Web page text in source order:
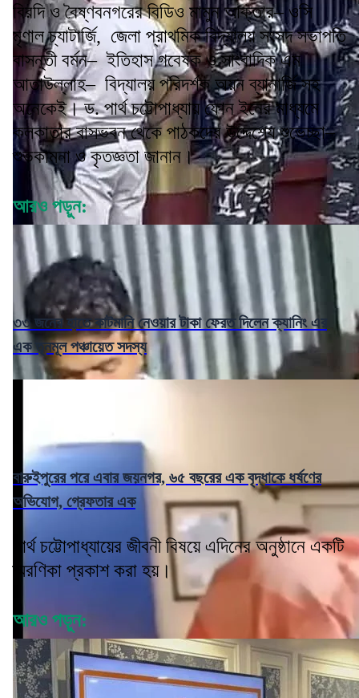
বিরদি ও বৈষ্ণবনগরের বিডিও মামুন আক্তার– ওসি
মৃণাল চ্যাটার্জি, জেলা প্রাথমিক বিদ্যালয় সংসদ সভাপতি
বাসন্তী বর্মন– ইতিহাস গবেষক ও সাংবাদিক এম
আতাউল্লাহ– বিদ্যালয় পরিদর্শক অয়ন ব্যানার্জি সহ
অনেকেই। ড. পার্থ চট্টোপাধ্যায় ফোন ইনের মাধ্যমে
কলকাতার বাসভবন থেকে পাঠকদের উদ্দেশ্যে শুভেচ্ছা–
শুভকামনা ও কৃতজ্ঞতা জানান।
আরও পড়ুন:
৩৩ জনের হাতে কাটমানি নেওয়ার টাকা ফেরত দিলেন ক্যানিং এর
এক তৃনমূল পঞ্চায়েত সদস্য
বারুইপুরের পরে এবার জয়নগর, ৬৫ বছরের এক বৃদ্ধাকে ধর্ষণের
অভিযোগ, গ্রেফতার এক
পার্থ চট্টোপাধ্যায়ের জীবনী বিষয়ে এদিনের অনুষ্ঠানে একটি
স্মরণিকা প্রকাশ করা হয়।
আরও পড়ুন: